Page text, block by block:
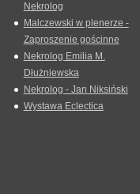
Nekrolog
Malczewski w plenerze -
Zaproszenie gościnne
Nekrolog Emilia M.
Dłużniewska
Nekrolog - Jan Niksiński
Wystawa Eclectica